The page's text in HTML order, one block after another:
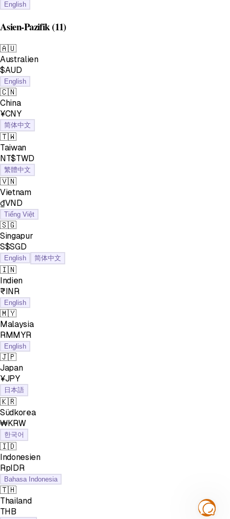
English
Asien-Pazifik(11)
🇦🇺
Australien
$AUD
English
🇨🇳
China
¥CNY
简体中文
🇹🇼
Taiwan
NT$TWD
繁體中文
🇻🇳
Vietnam
₫VND
Tiếng Việt
🇸🇬
Singapur
S$SGD
English 简体中文
🇮🇳
Indien
₹INR
English
🇲🇾
Malaysia
RMMYR
English
🇯🇵
Japan
¥JPY
日本語
🇰🇷
Südkorea
₩KRW
한국어
🇮🇩
Indonesien
RpIDR
Bahasa Indonesia
🇹🇭
Thailand
฿THB